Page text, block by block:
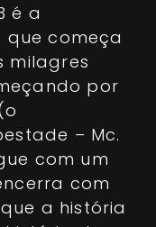
é a
começa
milagres
por
– Mc.
com um
com
a história